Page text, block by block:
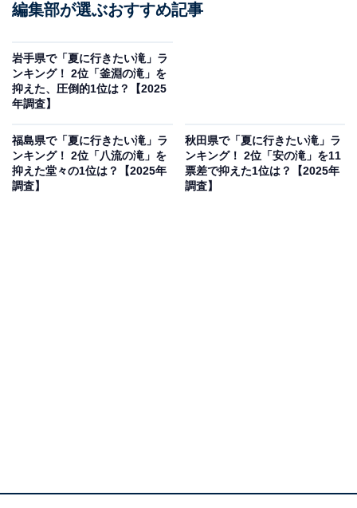
回答者からは「ダイナミックで豪快かつ、夫婦滝と呼ば
「TikTokで人気が出ているから」（20代女性／兵庫
県）、「これらの滝は、大雪山層雲峡の断崖絶壁を流れ
落ちる二つの名瀑布で、『日本の滝百選』にも選ばれて
います。力強い流れの『流星の滝』と繊細で優美な『銀
河の滝』を、同時に楽しめる贅沢なスポットです。滝の
周囲には豊かな自然が広がり、清涼感あふれる夏のひと
編集部が選ぶおすすめ記事
岩手県で「夏に行きたい滝」ラ
ンキング！ 2位「釜淵の滝」を
抑えた、圧倒的1位は？【2025
年調査】
福島県で「夏に行きたい滝」ラ
ンキング！ 2位「八流の滝」を
抑えた堂々の1位は？【2025年
調査】
秋田県で「夏に行きたい滝」ラ
ンキング！ 2位「安の滝」を11
票差で抑えた1位は？【2025年
調査】